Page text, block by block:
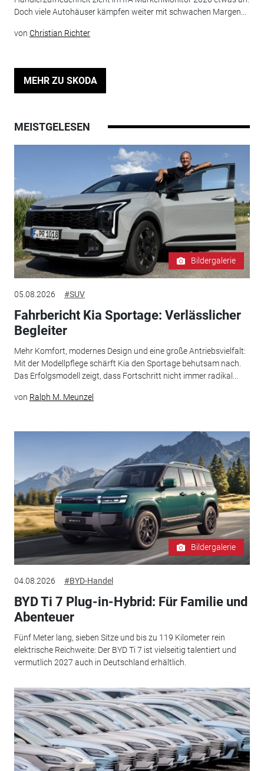
Doch viele Autohäuser kämpfen weiter mit schwachen Margen...
von Christian Richter
MEHR ZU SKODA
MEISTGELESEN
Bildergalerie
05.08.2026 #SUV
Fahrbericht Kia Sportage: Verlässlicher
Begleiter
Mehr Komfort, modernes Design und eine große Antriebsvielfalt:
Mit der Modellpflege schärft Kia den Sportage behutsam nach.
Das Erfolgsmodell zeigt, dass Fortschritt nicht immer radikal...
von Ralph M. Meunzel
Bildergalerie
04.08.2026 #BYD-Handel
BYD Ti 7 Plug-in-Hybrid: Für Familie und
Abenteuer
Fünf Meter lang, sieben Sitze und bis zu 119 Kilometer rein
elektrische Reichweite: Der BYD Ti 7 ist vielseitig talentiert und
vermutlich 2027 auch in Deutschland erhältlich.